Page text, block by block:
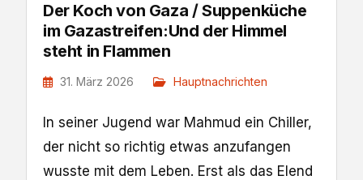
Der Koch von Gaza / Suppenküche
im Gazastreifen:Und der Himmel
steht in Flammen
31. März 2026 Hauptnachrichten
In seiner Jugend war Mahmud ein Chiller,
der nicht so richtig etwas anzufangen
wusste mit dem Leben. Erst als das Elend